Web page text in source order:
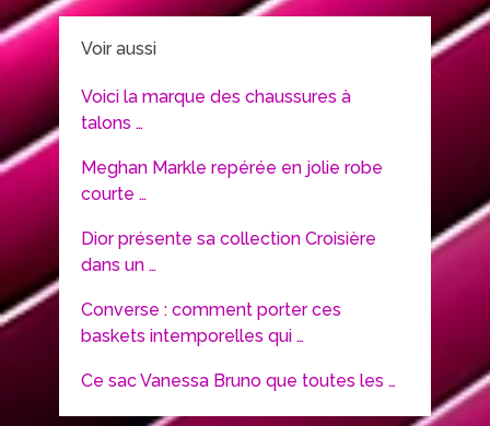
Voir aussi
Voici la marque des chaussures à
talons …
Meghan Markle repérée en jolie robe
courte …
Dior présente sa collection Croisière
dans un …
Converse : comment porter ces
baskets intemporelles qui …
Ce sac Vanessa Bruno que toutes les …